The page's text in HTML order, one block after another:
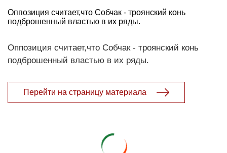
Оппозиция считает,что Собчак - троянский конь
подброшенный властью в их ряды.
Оппозиция считает,что Собчак - троянский конь
подброшенный властью в их ряды.
Перейти на страницу материала